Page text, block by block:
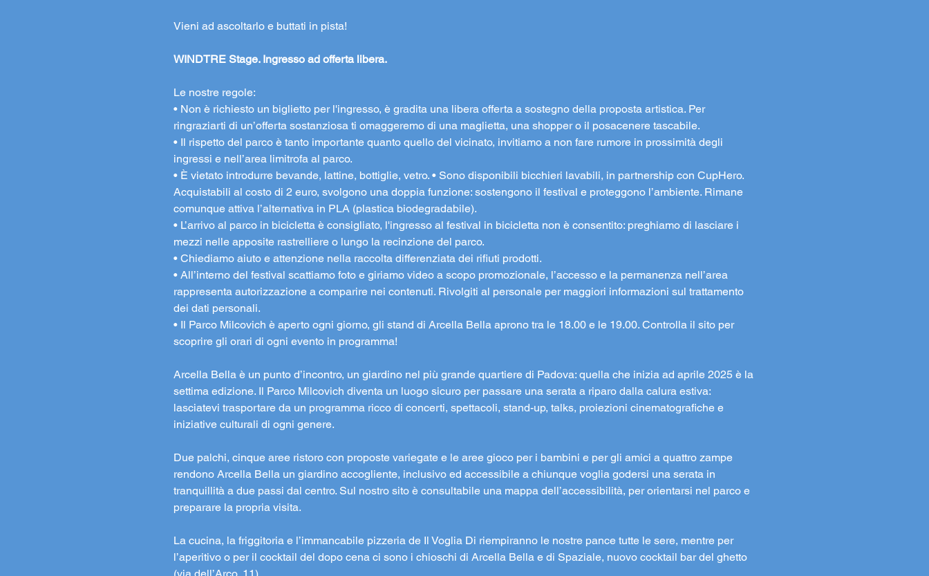
Vieni ad ascoltarlo e buttati in pista!
WINDTRE Stage. Ingresso ad offerta libera.
Le nostre regole:
• Non è richiesto un biglietto per l'ingresso, è gradita una libera offerta a sostegno della proposta artistica. Per
ringraziarti di un’offerta sostanziosa ti omaggeremo di una maglietta, una shopper o il posacenere tascabile.
• Il rispetto del parco è tanto importante quanto quello del vicinato, invitiamo a non fare rumore in prossimità degli
ingressi e nell’area limitrofa al parco.
• È vietato introdurre bevande, lattine, bottiglie, vetro. • Sono disponibili bicchieri lavabili, in partnership con CupHero.
Acquistabili al costo di 2 euro, svolgono una doppia funzione: sostengono il festival e proteggono l’ambiente. Rimane
comunque attiva l’alternativa in PLA (plastica biodegradabile).
• L’arrivo al parco in bicicletta è consigliato, l'ingresso al festival in bicicletta non è consentito: preghiamo di lasciare i
mezzi nelle apposite rastrelliere o lungo la recinzione del parco.
• Chiediamo aiuto e attenzione nella raccolta differenziata dei rifiuti prodotti.
• All’interno del festival scattiamo foto e giriamo video a scopo promozionale, l’accesso e la permanenza nell’area
rappresenta autorizzazione a comparire nei contenuti. Rivolgiti al personale per maggiori informazioni sul trattamento
dei dati personali.
• Il Parco Milcovich è aperto ogni giorno, gli stand di Arcella Bella aprono tra le 18.00 e le 19.00. Controlla il sito per
scoprire gli orari di ogni evento in programma!
Arcella Bella è un punto d’incontro, un giardino nel più grande quartiere di Padova: quella che inizia ad aprile 2025 è la
settima edizione. Il Parco Milcovich diventa un luogo sicuro per passare una serata a riparo dalla calura estiva:
lasciatevi trasportare da un programma ricco di concerti, spettacoli, stand-up, talks, proiezioni cinematografiche e
iniziative culturali di ogni genere.
Due palchi, cinque aree ristoro con proposte variegate e le aree gioco per i bambini e per gli amici a quattro zampe
rendono Arcella Bella un giardino accogliente, inclusivo ed accessibile a chiunque voglia godersi una serata in
tranquillità a due passi dal centro. Sul nostro sito è consultabile una mappa dell’accessibilità, per orientarsi nel parco e
preparare la propria visita.
La cucina, la friggitoria e l’immancabile pizzeria de Il Voglia Di riempiranno le nostre pance tutte le sere, mentre per
l’aperitivo o per il cocktail del dopo cena ci sono i chioschi di Arcella Bella e di Spaziale, nuovo cocktail bar del ghetto